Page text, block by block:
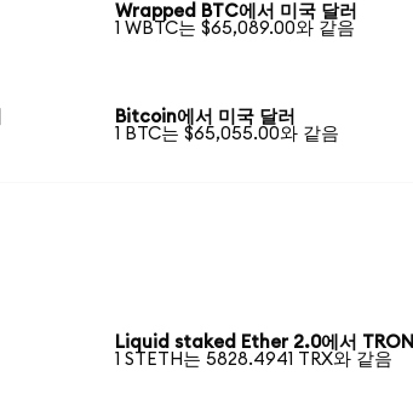
Wrapped BTC에서 미국 달러
1 WBTC는 $65,089.00와 같음
Bitcoin에서 미국 달러
1 BTC는 $65,055.00와 같음
Liquid staked Ether 2.0에서 TRON
1 STETH는 5828.4941 TRX와 같음